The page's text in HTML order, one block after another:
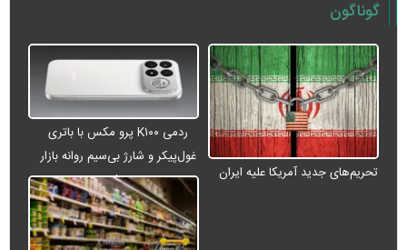
گوناگون
تحریم‌های جدید آمریکا علیه ایران
ردمی K۱۰۰ پرو مکس با باتری
غول‌پیکر و شارژ بی‌سیم روانه بازار
می‌شود